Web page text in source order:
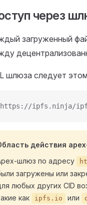
через
загруженный
шлюза следует
https://ipfs.ninja/
действия
шлюз по адресу
загружены или
любых других CID
как
ipfs.io или